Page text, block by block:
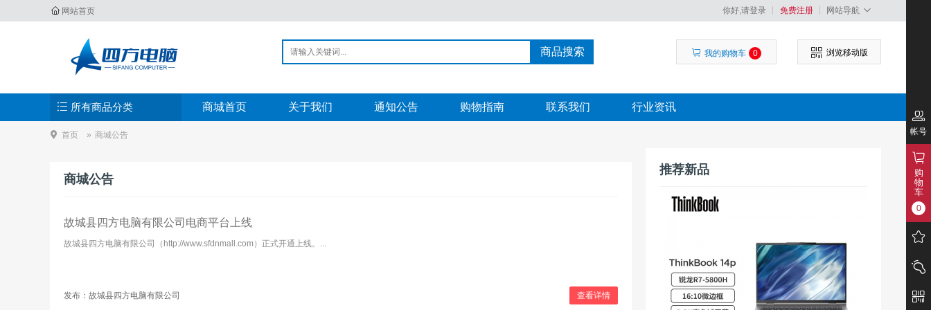
网站首页 你好,请登录 免费注册 网站导航
商品搜索 我的购物车 0 浏览移动版
所有商品分类 商城首页 关于我们 通知公告 购物指南 联系我们 行业资讯
首页 商城公告
商城公告
故城县四方电脑有限公司电商平台上线
故城县四方电脑有限公司（http://www.sfdnmall.com）正式开通上线。...
发布： 故城县四方电脑有限公司 查看详情
推荐新品
帐号
购
物
车
0